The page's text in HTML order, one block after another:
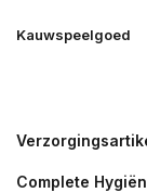
Kauwspeelgoed
Complete